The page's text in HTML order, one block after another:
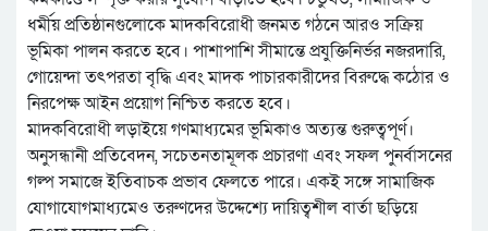
ধর্মীয় প্রতিষ্ঠানগুলোকে মাদকবিরোধী জনমত গঠনে আরও সক্রিয়
ভূমিকা পালন করতে হবে। পাশাপাশি সীমান্তে প্রযুক্তিনির্ভর নজরদারি,
গোয়েন্দা তৎপরতা বৃদ্ধি এবং মাদক পাচারকারীদের বিরুদ্ধে কঠোর ও
নিরপেক্ষ আইন প্রয়োগ নিশ্চিত করতে হবে।
মাদকবিরোধী লড়াইয়ে গণমাধ্যমের ভূমিকাও অত্যন্ত গুরুত্বপূর্ণ।
অনুসন্ধানী প্রতিবেদন, সচেতনতামূলক প্রচারণা এবং সফল পুনর্বাসনের
গল্প সমাজে ইতিবাচক প্রভাব ফেলতে পারে। একই সঙ্গে সামাজিক
যোগাযোগমাধ্যমেও তরুণদের উদ্দেশ্যে দায়িত্বশীল বার্তা ছড়িয়ে